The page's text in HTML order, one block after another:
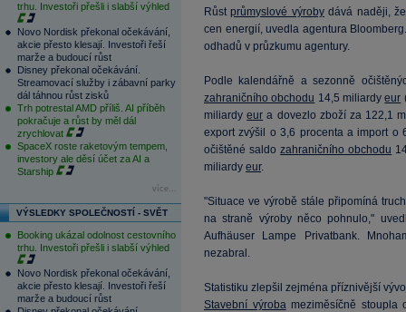
trhu. Investoři přešli i slabší výhled
Novo Nordisk překonal očekávání,
akcie přesto klesají. Investoři řeší
marže a budoucí růst
Disney překonal očekávání.
Streamovací služby i zábavní parky
dál táhnou růst zisků
Trh potrestal AMD příliš. AI příběh
pokračuje a růst by měl dál
zrychlovat
SpaceX roste raketovým tempem,
investory ale děsí účet za AI a
Starship
více...
VÝSLEDKY SPOLEČNOSTÍ - SVĚT
Booking ukázal odolnost cestovního
trhu. Investoři přešli i slabší výhled
Novo Nordisk překonal očekávání,
akcie přesto klesají. Investoři řeší
marže a budoucí růst
Růstprůmyslové výrobydává naději,
cen energií, uvedla agentura
odhadů v průzkumu agentury.
Podle kalendářně a sezonně
zahraničního obchodu 14,5 miliardyeur
miliardyeur a dovezlo zboží za 122,1
export zvýšil o 3,6 procenta a import o
očištěné saldozahraničního obchodu
miliardy eur.
"Situace ve výrobě stále připomíná
na straně výroby něco pohnulo,"
Aufhäuser Lampe Privatbank.
nezabral.
Statistiku zlepšil zejména příznivější
Stavební výrobameziměsíčně stoupla